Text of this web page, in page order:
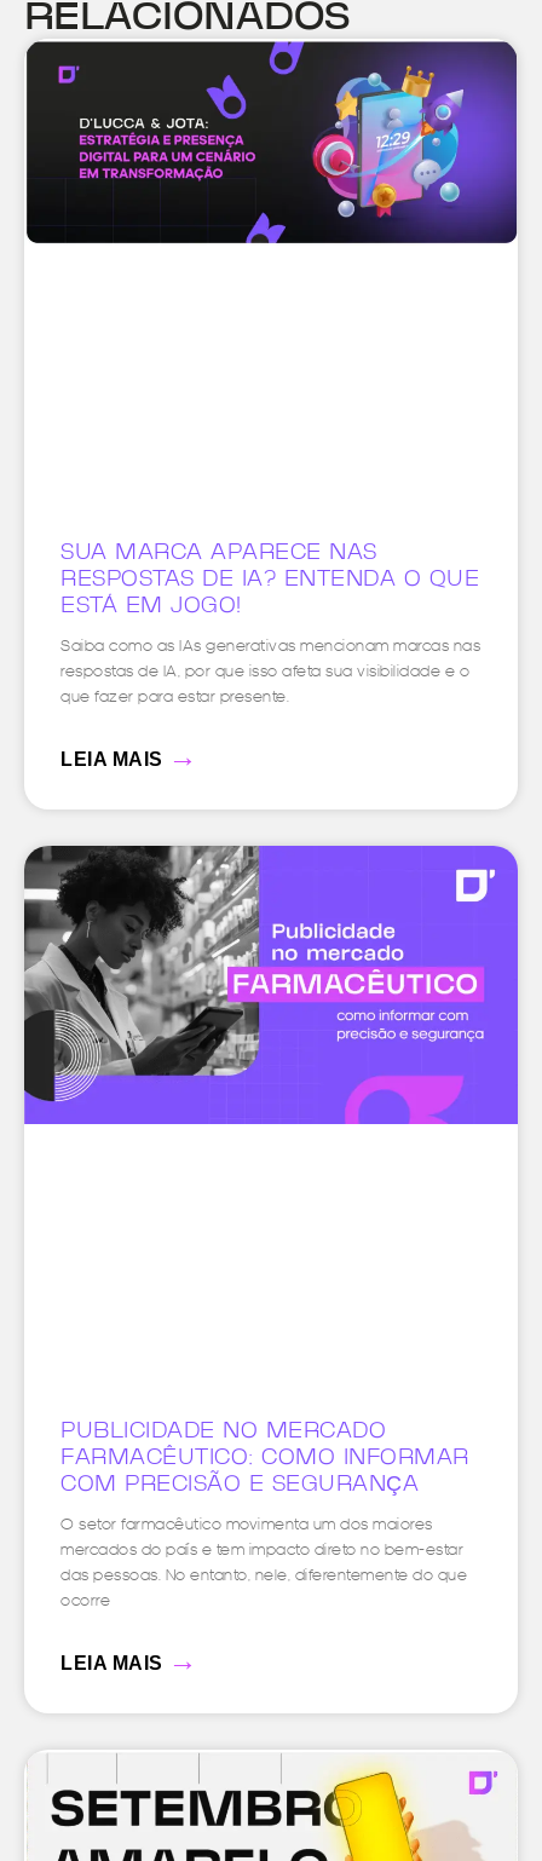
RELACIONADOS
SUA MARCA APARECE NAS
RESPOSTAS DE IA? ENTENDA O QUE
ESTÁ EM JOGO!
Saiba como as IAs generativas mencionam marcas nas
respostas de IA, por que isso afeta sua visibilidade e o
que fazer para estar presente.
LEIA MAIS →
PUBLICIDADE NO MERCADO
FARMACÊUTICO: COMO INFORMAR
COM PRECISÃO E SEGURANÇA
O setor farmacêutico movimenta um dos maiores
mercados do país e tem impacto direto no bem-estar
das pessoas. No entanto, nele, diferentemente do que
ocorre
LEIA MAIS →